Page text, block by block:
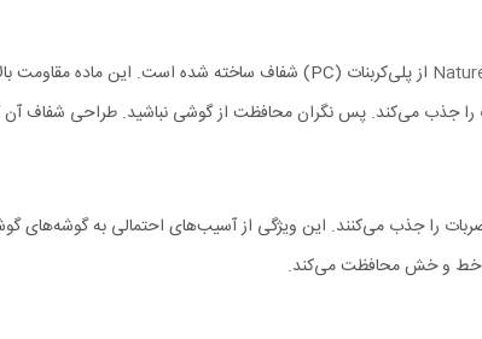
جذب می‌کند. پس نگران محافظت از گوشی نباشید. طراحی شفاف آن
را جذب می‌کنند. این ویژگی از آسیب‌های احتمالی به گوشه‌های
خط و خش محافظت می‌کند.